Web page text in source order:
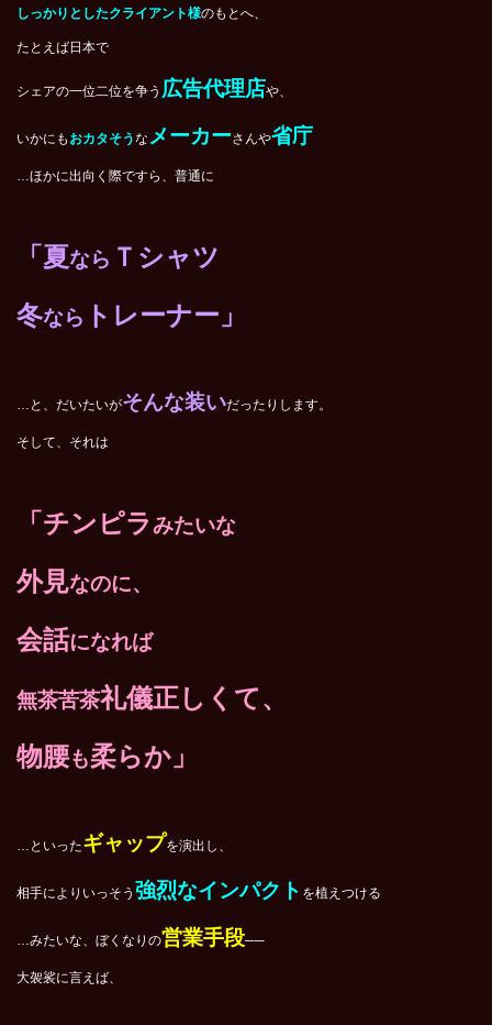
しっかりとしたクライアント様のもとへ、
たとえば日本で
シェアの一位二位を争う 広告代理店や、
いかにも おカタそうなメーカーさんや省庁
…ほかに出向く際ですら、普通に
「 夏なら Ｔシャツ
冬なら トレーナー」
…と、だいたいがそんな装いだったりします。
そして、それは
「チンピラみたいな
外見なのに、
会話になれば
無茶苦茶礼儀正しくて、
物腰も柔らか」
…といったギャップを演出し、
相手によりいっそう 強烈なインパクト を植えつける
…みたいな、ぼくなりの営業手段──
大袈裟に言えば、